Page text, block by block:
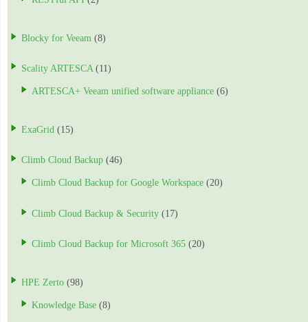
Blocky for Veeam (8)
Scality ARTESCA (11)
ARTESCA+ Veeam unified software appliance (6)
ExaGrid (15)
Climb Cloud Backup (46)
Climb Cloud Backup for Google Workspace (20)
Climb Cloud Backup & Security (17)
Climb Cloud Backup for Microsoft 365 (20)
HPE Zerto (98)
Knowledge Base (8)